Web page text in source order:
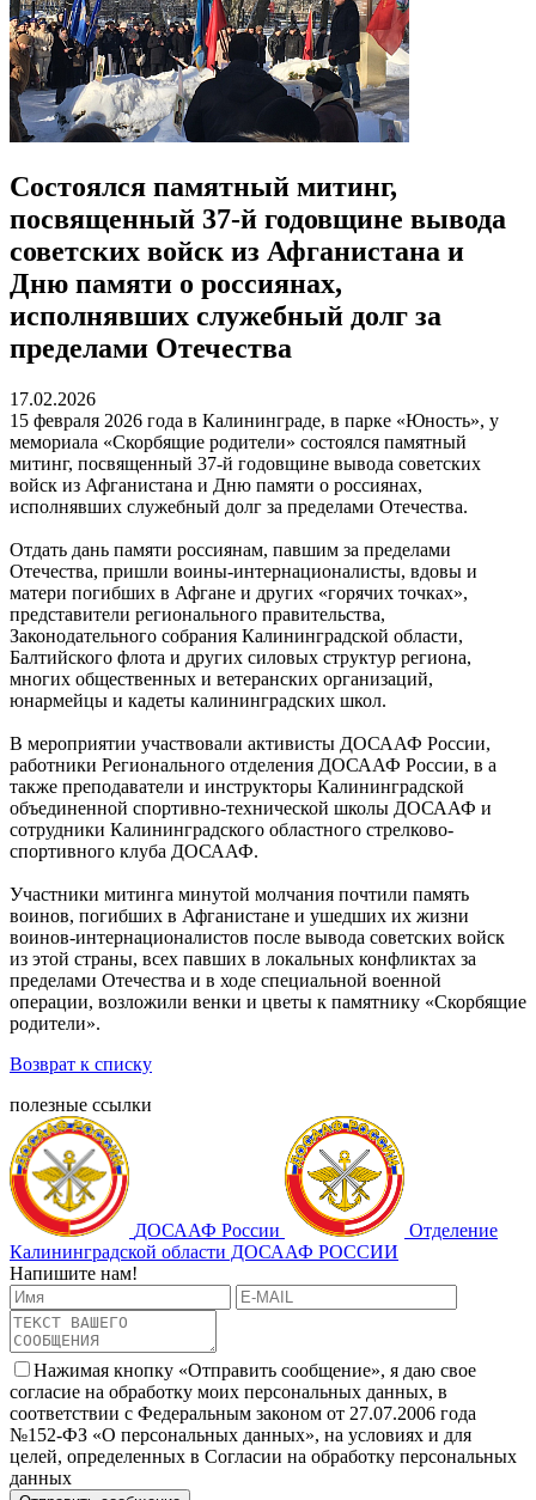
Состоялся памятный митинг,
посвященный 37-й годовщине вывода
советских войск из Афганистана и
Дню памяти о россиянах,
исполнявших служебный долг за
пределами Отечества
17.02.2026
15 февраля 2026 года в Калининграде, в парке «Юность», у
мемориала «Скорбящие родители» состоялся памятный
митинг, посвященный 37-й годовщине вывода советских
войск из Афганистана и Дню памяти о россиянах,
исполнявших служебный долг за пределами Отечества.
Отдать дань памяти россиянам, павшим за пределами
Отечества, пришли воины-интернационалисты, вдовы и
матери погибших в Афгане и других «горячих точках»,
представители регионального правительства,
Законодательного собрания Калининградской области,
Балтийского флота и других силовых структур региона,
многих общественных и ветеранских организаций,
юнармейцы и кадеты калининградских школ.
В мероприятии участвовали активисты ДОСААФ России,
работники Регионального отделения ДОСААФ России, в а
также преподаватели и инструкторы Калининградской
объединенной спортивно-технической школы ДОСААФ и
сотрудники Калининградского областного стрелково-
спортивного клуба ДОСААФ.
Участники митинга минутой молчания почтили память
воинов, погибших в Афганистане и ушедших их жизни
воинов-интернационалистов после вывода советских войск
из этой страны, всех павших в локальных конфликтах за
пределами Отечества и в ходе специальной военной
операции, возложили венки и цветы к памятнику «Скорбящие
родители».
Возврат к списку
полезные ссылки
ДОСААФ России
Отделение
Калининградской области ДОСААФ РОССИИ
Напишите нам!
Нажимая кнопку «Отправить сообщение», я даю свое
согласие на обработку моих персональных данных, в
соответствии с Федеральным законом от 27.07.2006 года
№152-ФЗ «О персональных данных», на условиях и для
целей, определенных в Согласии на обработку персональных
данных